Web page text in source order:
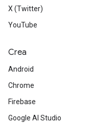
X (Twitter)
YouTube
Crea
Android
Chrome
Firebase
Google AI Studio